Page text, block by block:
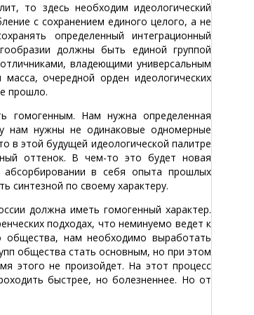
то здесь необходим идеологический
с сохранением единого целого, а не
определенный интеграционный
должны быть единой группой
владеющими универсальным
очередной орден идеологических
прошло.
гомогенным. Нам нужна определенная
нам нужны не одинаковые одномерные
в этой будущей идеологической палитре
оттенок. В чем-то это будет новая
абсорбировании в себя опыта прошлых
синтезной по своему характеру.
должна иметь гомогенный характер.
подходах, что неминуемо ведет к
общества, нам необходимо выработать
общества стать основным, но при этом
этого не произойдет. На этот процесс
быстрее, но болезненнее. Но от